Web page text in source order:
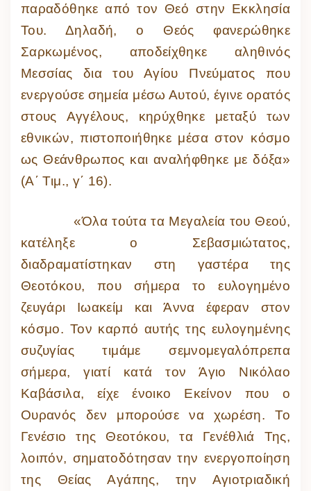
παραδόθηκε από τον Θεό στην Εκκλησία
Του. Δηλαδή, ο Θεός φανερώθηκε
Σαρκωμένος, αποδείχθηκε αληθινός
Μεσσίας δια του Αγίου Πνεύματος που
ενεργούσε σημεία μέσω Αυτού, έγινε ορατός
στους Αγγέλους, κηρύχθηκε μεταξύ των
εθνικών, πιστοποιήθηκε μέσα στον κόσμο
ως Θεάνθρωπος και αναλήφθηκε με δόξα»
(Α΄ Τιμ., γ΄ 16).
«Όλα τούτα τα Μεγαλεία του Θεού,
κατέληξε ο Σεβασμιώτατος,
διαδραματίστηκαν στη γαστέρα της
Θεοτόκου, που σήμερα το ευλογημένο
ζευγάρι Ιωακείμ και Άννα έφεραν στον
κόσμο. Τον καρπό αυτής της ευλογημένης
συζυγίας τιμάμε σεμνομεγαλόπρεπα
σήμερα, γιατί κατά τον Άγιο Νικόλαο
Καβάσιλα, είχε ένοικο Εκείνον που ο
Ουρανός δεν μπορούσε να χωρέση. Το
Γενέσιο της Θεοτόκου, τα Γενέθλιά Της,
λοιπόν, σηματοδότησαν την ενεργοποίηση
της Θείας Αγάπης, την Αγιοτριαδική